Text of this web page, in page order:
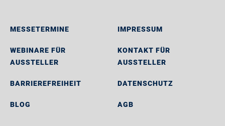
MESSETERMINE
WEBINARE FÜR
AUSSTELLER
BARRIEREFREIHEIT
BLOG
IMPRESSUM
KONTAKT FÜR
AUSSTELLER
DATENSCHUTZ
AGB